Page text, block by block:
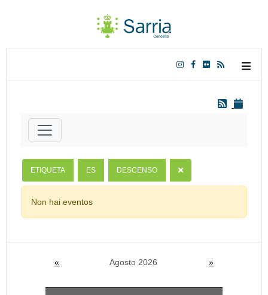
ETIQUETA ES DESCENSO
Non hai eventos
« Agosto 2026 »